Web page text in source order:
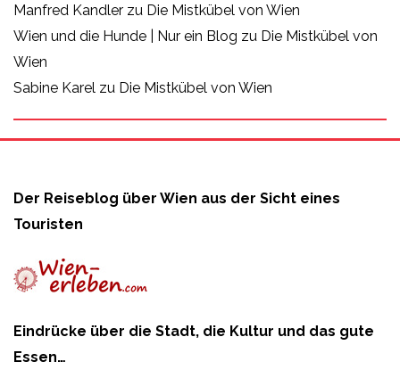
Manfred Kandler zu Die Mistkübel von Wien
Wien und die Hunde | Nur ein Blog zu Die Mistkübel von
Wien
Sabine Karel zu Die Mistkübel von Wien
Der Reiseblog über Wien aus der Sicht eines
Touristen
Eindrücke über die Stadt, die Kultur und das gute
Essen…